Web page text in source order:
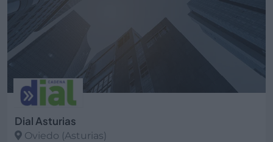
Dial Asturias
Oviedo (Asturias)